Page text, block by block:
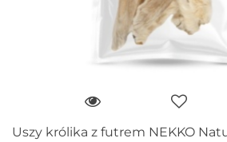
Uszy królika z futrem NEKKO